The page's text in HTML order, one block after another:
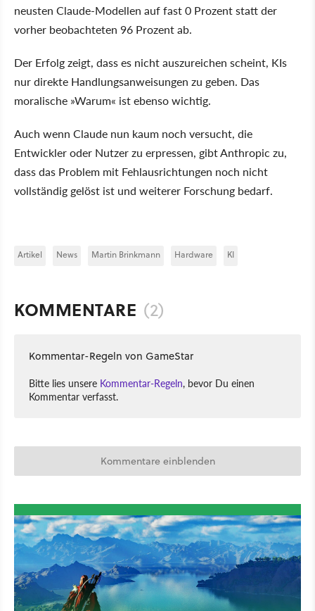
neusten Claude-Modellen auf fast 0 Prozent statt der
vorher beobachteten 96 Prozent ab.
Der Erfolg zeigt, dass es nicht auszureichen scheint, KIs
nur direkte Handlungsanweisungen zu geben. Das
moralische »Warum« ist ebenso wichtig.
Auch wenn Claude nun kaum noch versucht, die
Entwickler oder Nutzer zu erpressen, gibt Anthropic zu,
dass das Problem mit Fehlausrichtungen noch nicht
vollständig gelöst ist und weiterer Forschung bedarf.
Artikel News Martin Brinkmann Hardware KI
KOMMENTARE (2)
Kommentar-Regeln von GameStar
Bitte lies unsere Kommentar-Regeln, bevor Du einen
Kommentar verfasst.
Kommentare einblenden